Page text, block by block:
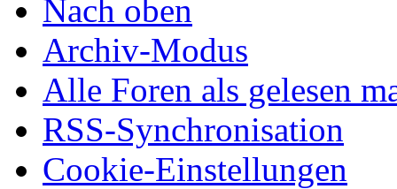
Nach oben
Archiv-Modus
Alle Foren als gelesen
RSS-Synchronisation
Cookie-Einstellungen